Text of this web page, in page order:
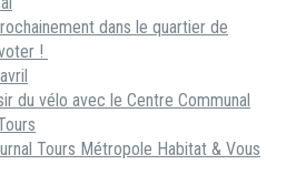
dans le quartier de
!
du vélo avec le Centre Communal
Tours Métropole Habitat & Vous